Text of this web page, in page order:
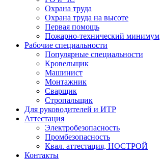
Охрана труда
Охрана труда на высоте
Первая помощь
Пожарно-технический минимум
Рабочие специальности
Популярные специальности
Кровельщик
Машинист
Монтажник
Сварщик
Стропальщик
Для руководителей и ИТР
Аттестация
Электробезопасность
Промбезопасность
Квал. аттестация, НОСТРОЙ
Контакты